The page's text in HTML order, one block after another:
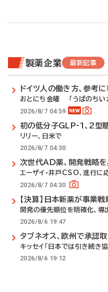
製薬企業 最新記事
ドイツ人の働き方、参考
おとにち金曜 「うぱのちい
2026/8/7 04:59
初の低分子GLP-1、2型
リリー、日米で
2026/8/7 04:30
次世代AD薬、開発戦略
エーザイ・井戸CSO、進行に
2026/8/7 04:30
【決算】日本新薬が事業
開発の優先順位を明確化、導
2026/8/6 19:47
タブネオス、欧州で承認
キッセイ「日本では引き続き協
2026/8/6 19:12